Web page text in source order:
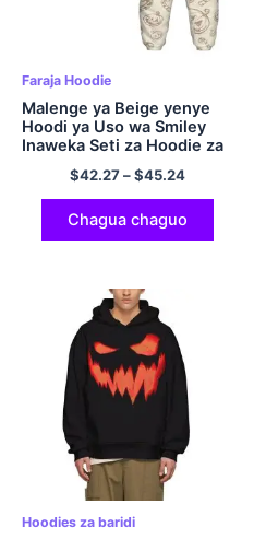
Faraja Hoodie
Malenge ya Beige yenye
Hoodi ya Uso wa Smiley
Inaweka Seti za Hoodie za
Polyester kwa Wasichana
na Wavulana
$42.27–$45.24
Chagua chaguo
Hoodies za baridi